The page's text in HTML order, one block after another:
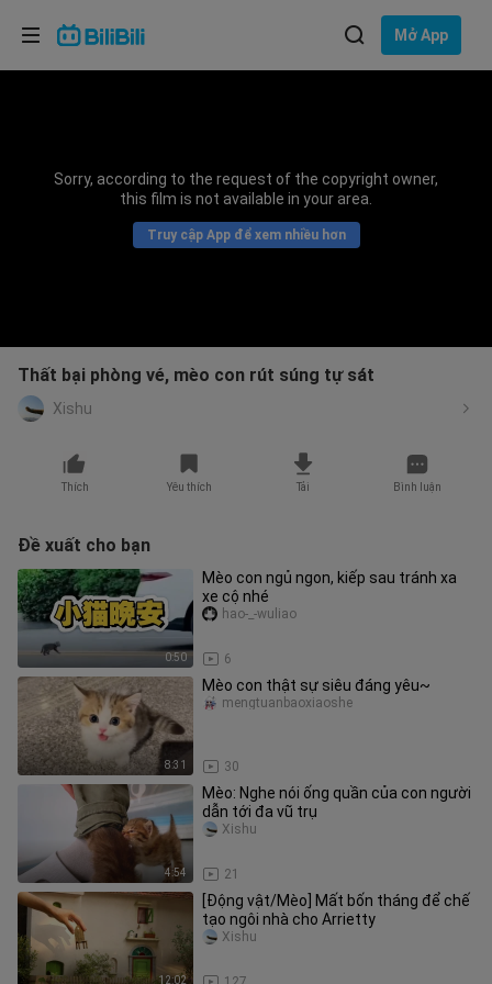
Mở App
Sorry, according to the request of the copyright owner,
this film is not available in your area.
Truy cập App để xem nhiều hơn
Thất bại phòng vé, mèo con rút súng tự sát
Xishu
Thích Yêu thích Tải Bình luận
Đề xuất cho bạn
0:50
Mèo con ngủ ngon, kiếp sau tránh xa
xe cộ nhé
6
hao-_-wuliao
8:31
Mèo con thật sự siêu đáng yêu~
30
mengtuanbaoxiaoshe
4:54
Mèo: Nghe nói ống quần của con người
dẫn tới đa vũ trụ
21
Xishu
12:02
[Động vật/Mèo] Mất bốn tháng để chế
tạo ngôi nhà cho Arrietty
Xishu
Lựa chọn ngôn ngữ
Bahasa Indonesia